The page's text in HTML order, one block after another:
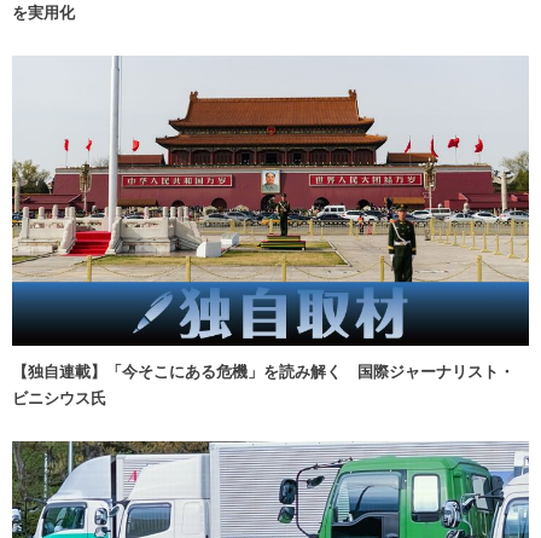
を実用化
【独自連載】「今そこにある危機」を読み解く 国際ジャーナリスト・
ビニシウス氏